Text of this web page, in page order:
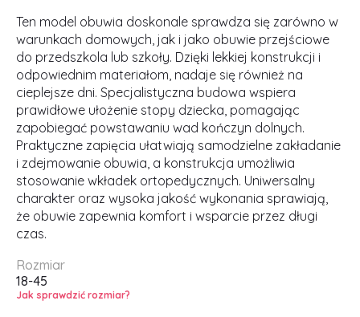
Ten model obuwia doskonale sprawdza się zarówno w
warunkach domowych, jak i jako obuwie przejściowe
do przedszkola lub szkoły. Dzięki lekkiej konstrukcji i
odpowiednim materiałom, nadaje się również na
cieplejsze dni. Specjalistyczna budowa wspiera
prawidłowe ułożenie stopy dziecka, pomagając
zapobiegać powstawaniu wad kończyn dolnych.
Praktyczne zapięcia ułatwiają samodzielne zakładanie
i zdejmowanie obuwia, a konstrukcja umożliwia
stosowanie wkładek ortopedycznych. Uniwersalny
charakter oraz wysoka jakość wykonania sprawiają,
że obuwie zapewnia komfort i wsparcie przez długi
czas.
Rozmiar
18-45
Jak sprawdzić rozmiar?